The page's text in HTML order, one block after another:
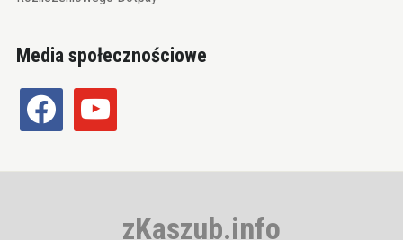
Media społecznościowe
facebook youtube
zKaszub.info